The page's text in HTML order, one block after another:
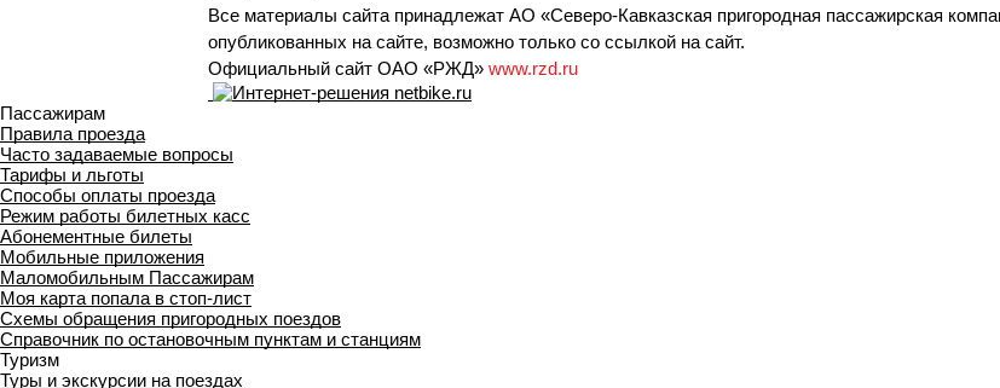
Все материалы сайта принадлежат АО «Северо-Кавказская пригородная пассажирская
опубликованных на сайте, возможно только со ссылкой на сайт.
Официальный сайт ОАО «РЖД» www.rzd.ru
Пассажирам
Правила проезда
Часто задаваемые вопросы
Тарифы и льготы
Способы оплаты проезда
Режим работы билетных касс
Абонементные билеты
Мобильные приложения
Маломобильным Пассажирам
Моя карта попала в стоп-лист
Cхемы обращения пригородных поездов
Справочник по остановочным пунктам и станциям
Туризм
Туры и экскурсии на поездах